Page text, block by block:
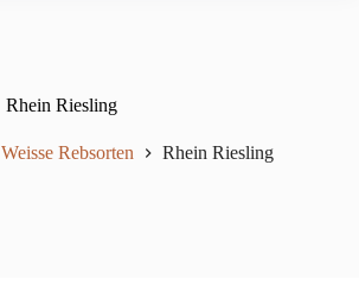
Rhein Riesling
Weisse Rebsorten Rhein Riesling